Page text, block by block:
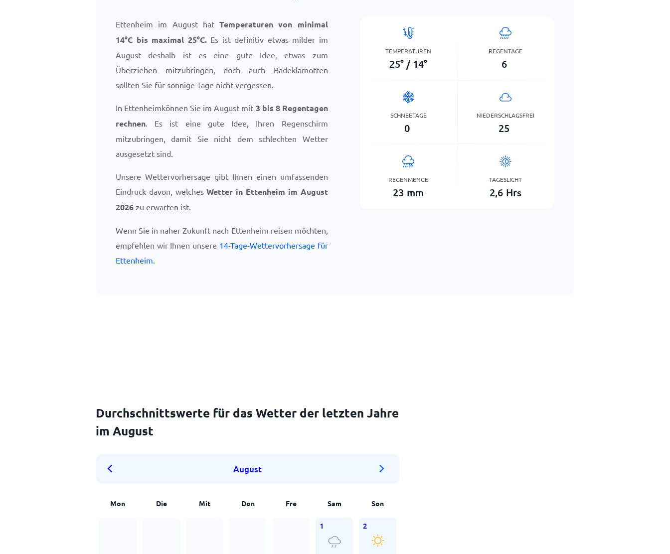
Ettenheim im August hatTemperaturen von minimal
14°C bis maximal 25°C.Es ist definitiv etwas milder im
August deshalb ist es eine gute Idee, etwas zum
Überziehen mitzubringen, doch auch Badeklamotten
sollten Sie für sonnige Tage nicht vergessen.
In Ettenheimkönnen Sie im August mit 3 bis 8 Regentagen
rechnen. Es ist eine gute Idee, Ihren Regenschirm
mitzubringen, damit Sie nicht dem schlechten Wetter
ausgesetzt sind.
Unsere Wettervorhersage gibt Ihnen einen umfassenden
Eindruck davon, welchesWetter in Ettenheim im August
2026 zu erwarten ist.
Wenn Sie in naher Zukunft nach Ettenheim reisen möchten,
empfehlen wir Ihnen unsere 14-Tage-Wettervorhersage für
Ettenheim.
TEMPERATUREN
25° / 14°
REGENTAGE
6
SCHNEETAGE
0
NIEDERSCHLAGSFREI
25
REGENMENGE
23 mm
TAGESLICHT
2,6 Hrs
Durchschnittswerte für das Wetter der letzten Jahre
im August
August
Mon Die Mit Don Fre Sam Son
1 2